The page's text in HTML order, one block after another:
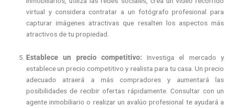
virtual y considera contratar a un fotógrafo profesional para
capturar imágenes atractivas que resalten los aspectos más
atractivos de tu propiedad.
Establece un precio competitivo: Investiga el mercado y
establece un precio competitivo y realista para tu casa. Un precio
adecuado atraerá a más compradores y aumentará las
posibilidades de recibir ofertas rápidamente. Consultar con un
agente inmobiliario o realizar un avalúo profesional te ayudará a